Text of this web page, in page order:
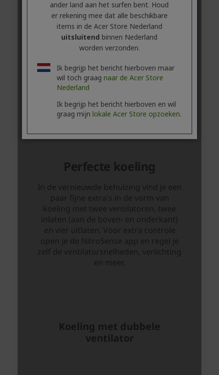
ander land aan het surfen bent. Houd
er rekening mee dat alle beschikbare
items in de Acer Store Nederland
uitsluitend binnen Nederland
worden verzonden.
Ik begrijp het bericht hierboven maar
wil toch graag naar de Acer Store
Nederland
Ik begrijp het bericht hierboven en wil
graag mijn lokale Acer Store opzoeken.